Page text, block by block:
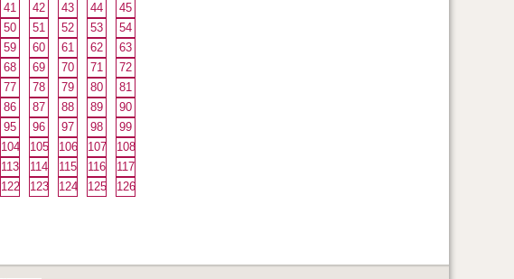
41 42 43 44
45
50 51 52 53
54
59 60 61 62
63
68 69 70 71
72
77 78 79 80
81
86 87 88 89
90
95 96 97 98
99
104 105 106 107
108
113 114 115 116
117
122 123 124 125
126